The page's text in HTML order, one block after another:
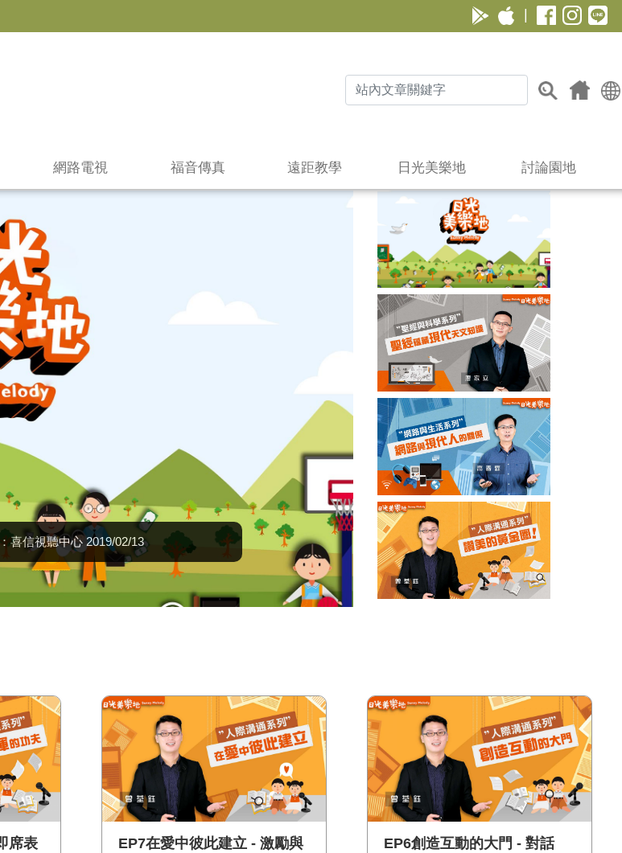
網路電視 福音傳真 遠距教學 日光美樂地 討論園地
{置頂} | EP1聖經蘊藏現代天文知識 | 主講：廖家立 2019/06/13
席表
EP7在愛中彼此建立 - 激勵與
EP6創造互動的大門 - 對話